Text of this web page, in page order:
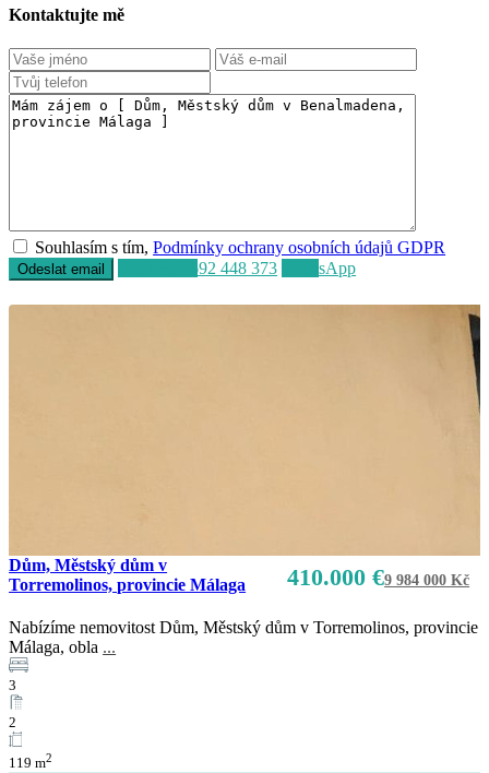
Prodej
K dispozici
Kontaktujte mě
Souhlasím s tím,Podmínky ochrany osobních údajů GDPR
+34 692 448 373 WhatsApp
410.000 €9 984 000 Kč
Dům, Městský dům v
Torremolinos, provincie Málaga
Nabízíme nemovitost Dům, Městský dům v Torremolinos, provincie
Málaga, obla ...
3
2
119 m2